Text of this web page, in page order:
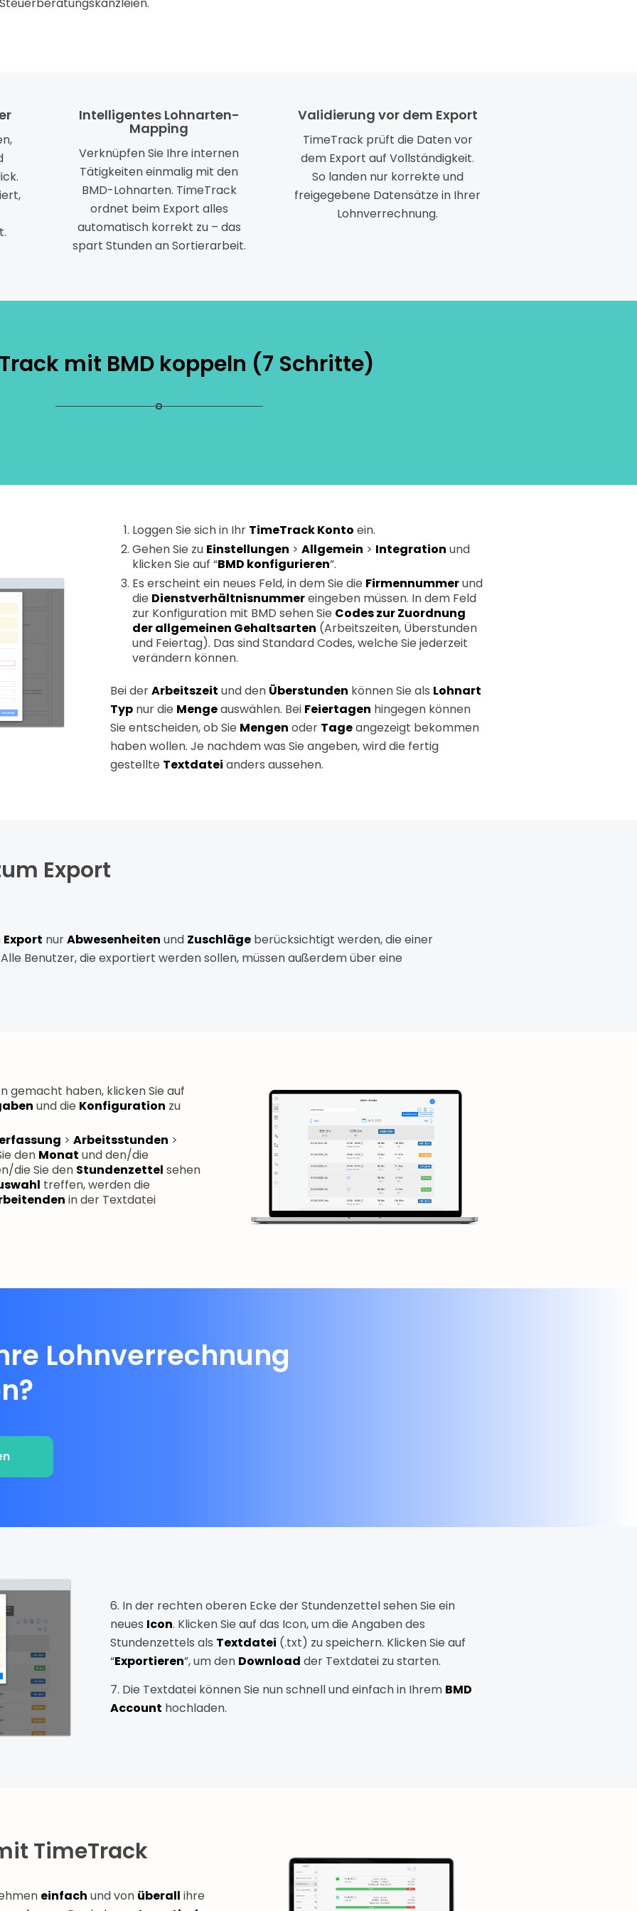
Intelligentes Lohnarten-
Mapping
Verknüpfen Sie Ihre internen
Tätigkeiten einmalig mit den
BMD-Lohnarten. TimeTrack
ordnet beim Export alles
automatisch korrekt zu – das
spart Stunden an Sortierarbeit.
Validierung vor dem Export
TimeTrack prüft die Daten vor
dem Export auf Vollständigkeit.
So landen nur korrekte und
freigegebene Datensätze in Ihrer
Lohnverrechnung.
mit BMD koppeln (7 Schritte)
Loggen Sie sich in Ihr TimeTrack Konto ein.
Gehen Sie zu Einstellungen > Allgemein > Integration und
klicken Sie auf “BMD konfigurieren”.
Es erscheint ein neues Feld, in dem Sie die Firmennummerund
die Dienstverhältnisnummereingeben müssen. In dem Feld
zur Konfiguration mit BMD sehen Sie Codes zur Zuordnung
der allgemeinen Gehaltsarten (Arbeitszeiten, Überstunden
und Feiertag). Das sind Standard Codes, welche Sie jederzeit
verändern können.
Bei derArbeitszeit und den Überstunden können Sie als Lohnart
Typ nur die Mengeauswählen. Bei Feiertagen hingegen können
Sie entscheiden, ob Sie Mengen oder Tageangezeigt bekommen
haben wollen. Je nachdem was Sie angeben, wird die fertig
gestellte Textdatei anders aussehen.
Export
Export nurAbwesenheiten und Zuschläge berücksichtigt werden, die einer
Benutzer, die exportiert werden sollen, müssen außerdem über eine
gemacht haben, klicken Sie auf
und die Konfiguration zu
> Arbeitsstunden >
den Monat und den/die
die Sie den Stundenzettel sehen
treffen, werden die
in der Textdatei
Lohnverrechnung
6. In der rechten oberen Ecke der Stundenzettel sehen Sie ein
neues Icon. Klicken Sie auf das Icon, um die Angaben des
Stundenzettels als Textdatei (.txt) zu speichern. Klicken Sie auf
“Exportieren”, um den Download der Textdatei zu starten.
7. Die Textdatei können Sie nun schnell und einfach in Ihrem BMD
Account hochladen.
TimeTrack
einfach und von überall ihre